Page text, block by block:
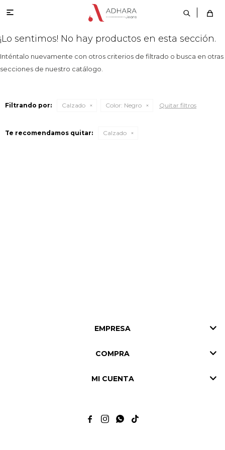

¡Lo sentimos! No hay productos en esta sección.
Inténtalo nuevamente con otros criterios de filtrado o busca en otras
secciones de nuestro catálogo.
Filtrando por: Calzado Color: Negro Quitar filtros
Te recomendamos quitar: Calzado
EMPRESA
COMPRA
MI CUENTA
   